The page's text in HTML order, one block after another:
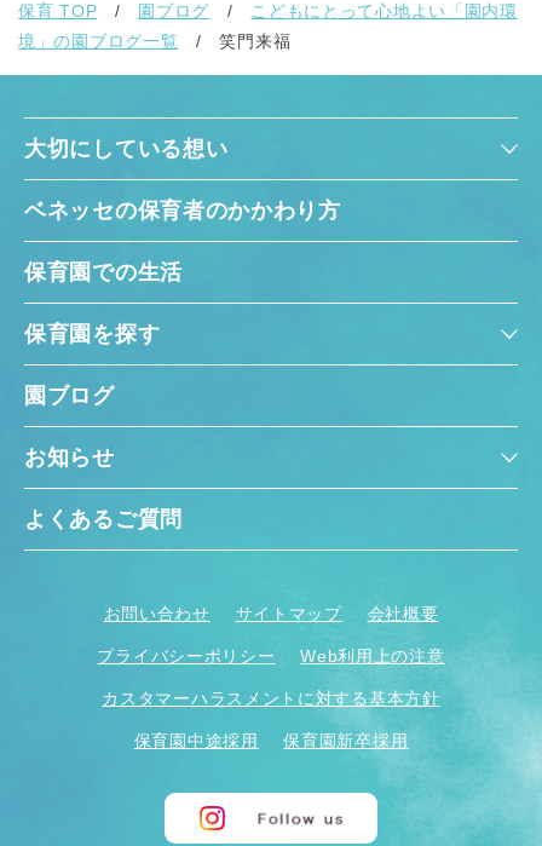
保育 TOP 園ブログ
こどもにとって心地よい「園内環
境」の園ブログ一覧
笑門来福
大切にしている想い
ベネッセの保育者のかかわり方
保育園での生活
保育園を探す
園ブログ
お知らせ
よくあるご質問
お問い合わせ サイトマップ 会社概要
プライバシーポリシー Web利用上の注意
カスタマーハラスメントに対する基本方針
保育園中途採用 保育園新卒採用